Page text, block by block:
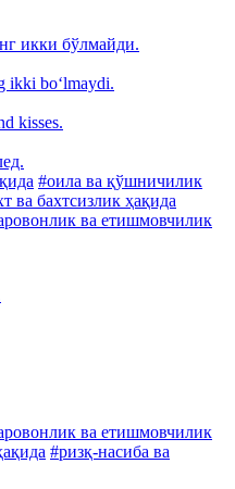
икки бўлмайди.
ikki bo‘lmaydi.
kisses.
#оила ва қўшничилик
ва бахтсизлик ҳақида
ва етишмовчилик
ва етишмовчилик
#ризқ-насиба ва